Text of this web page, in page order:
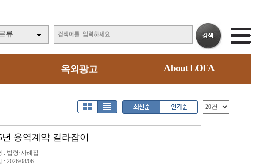
류
옥외광고 About LOFA
년 용역계약 길라잡이
: 법령·사례집
: 2026/08/06